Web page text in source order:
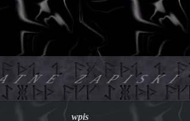
ZAPISKI
wpis